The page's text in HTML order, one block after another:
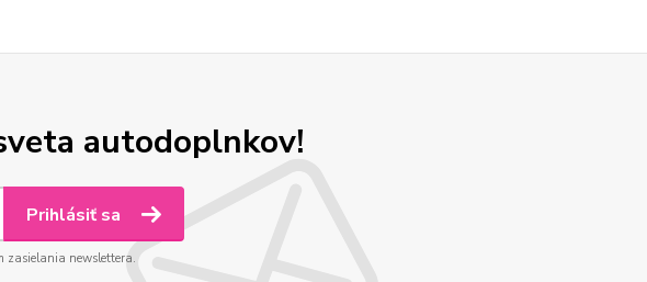
autodoplnkov!
Prihlásiť sa
zasielania newslettera.